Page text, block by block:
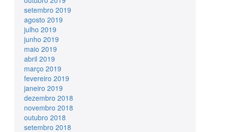
setembro 2019
agosto 2019
julho 2019
junho 2019
maio 2019
abril 2019
março 2019
fevereiro 2019
janeiro 2019
dezembro 2018
novembro 2018
outubro 2018
setembro 2018